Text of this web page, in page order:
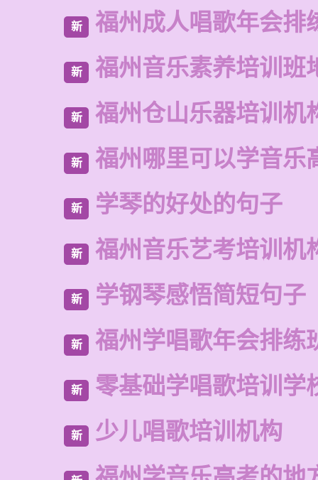
新 福州成人唱歌年会排
新 福州音乐素养培训班
新 福州仓山乐器培训机
新 福州哪里可以学音乐
新 学琴的好处的句子
新 福州音乐艺考培训机
新 学钢琴感悟简短句子
新 福州学唱歌年会排练
新 零基础学唱歌培训学
新 少儿唱歌培训机构